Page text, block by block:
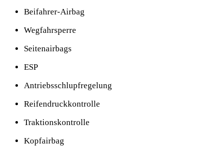
Beifahrer-Airbag
Wegfahrsperre
Seitenairbags
ESP
Antriebsschlupfregelung
Reifendruckkontrolle
Traktionskontrolle
Kopfairbag